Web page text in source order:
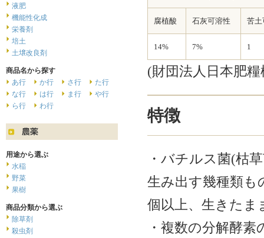
腐植酸 石灰可溶性 苦土
14% 7% 1
(財団法人日本肥
特徴
・バチルス菌(枯
生み出す幾種類も
個以上、生きたま
・複数の分解酵
液肥
機能性化成
栄養剤
培土
土壌改良剤
商品名から探す
あ行
か行 さ行
た行
な行
は行 ま行
や行
ら行
わ行
用途から選ぶ
水稲
野菜
果樹
商品分類から選ぶ
除草剤
殺虫剤